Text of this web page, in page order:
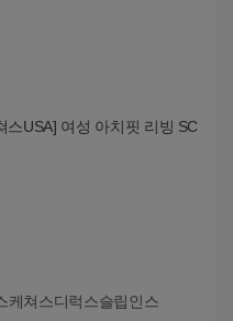
스USA] 여성 아치핏 리빙 SC
케쳐스디럭스슬립인스